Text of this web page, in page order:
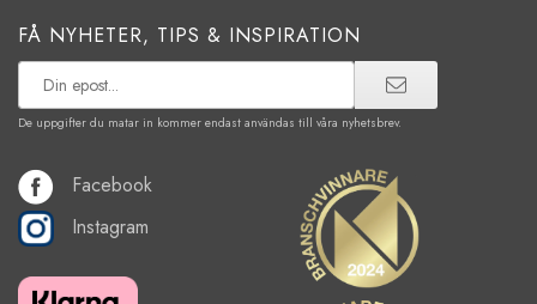
FÅ NYHETER, TIPS & INSPIRATION
De uppgifter du matar in kommer endast användas till våra nyhetsbrev.
Facebook
Instagram